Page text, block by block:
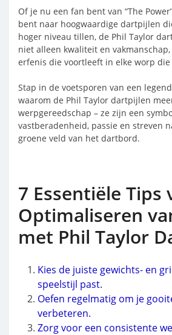
Of je nu een fan bent van “The
bent naar hoogwaardige dartpijlen
hoger niveau tillen, de Phil Taylor
niet alleen kwaliteit en
erfenis die voortleeft in elke worp die
Stap in de voetsporen van een
waarom de Phil Taylor dartpijlen
werpgereedschap – ze zijn een
vastberadenheid, passie en streven
groene veld van het dartbord.
7 Essentiële Tips
Optimaliseren
met Phil Taylor
Kies de juiste gewichts- en
speelstijl past.
Oefen regelmatig om je
verbeteren.
Zorg voor een consistente